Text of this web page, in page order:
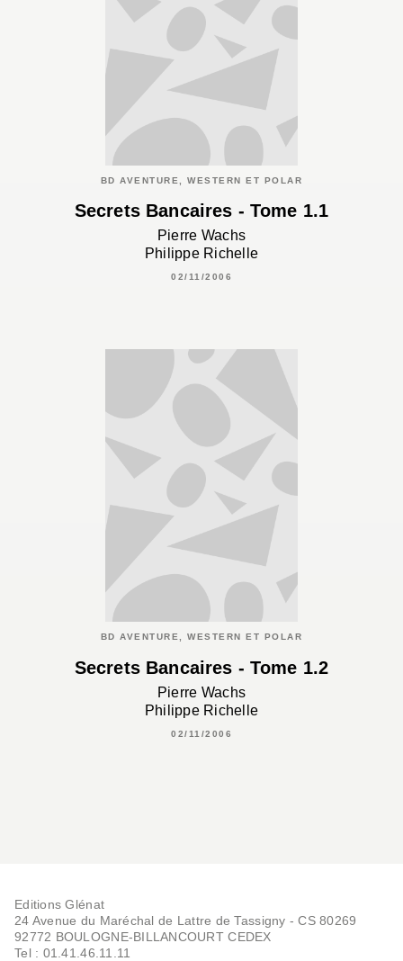
BD AVENTURE, WESTERN ET POLAR
Secrets Bancaires - Tome 1.1
Pierre Wachs
Philippe Richelle
02/11/2006
BD AVENTURE, WESTERN ET POLAR
Secrets Bancaires - Tome 1.2
Pierre Wachs
Philippe Richelle
02/11/2006
Editions Glénat
24 Avenue du Maréchal de Lattre de Tassigny - CS 80269
92772 BOULOGNE-BILLANCOURT CEDEX
Tel : 01.41.46.11.11